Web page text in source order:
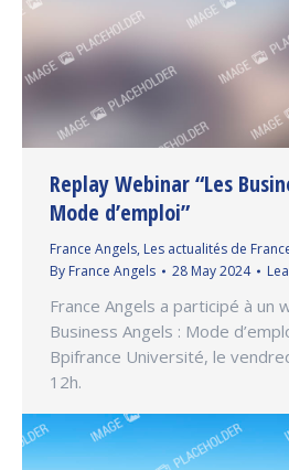
Replay Webinar “Les
Mode d’emploi”
France Angels, Les actualités de
By France Angels 28 May 2024
France Angels a participé à un
Business Angels : Mode
Bpifrance Université, le
12h.